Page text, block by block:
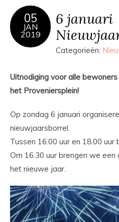
05
JAN
2019
6 januari
Categorieën:
Uitnodiging voor alle
het Proveniersplein!
Op zondag 6 januari
nieuwjaarsborrel.
Tussen 16.00 uur en 18.00 uur
Om 16.30 uur brengen we
het nieuwe jaar.